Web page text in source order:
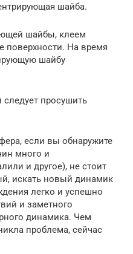
шайба.
шайбы, клеем
поверхности. На время
шайбу
следует просушить
если вы обнаружите
много и
и другое), не стоит
искать новый динамик
легко и успешно
и заметного
динамика. Чем
проблема, сейчас